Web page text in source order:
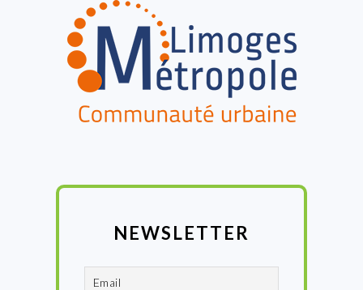
NEWSLETTER